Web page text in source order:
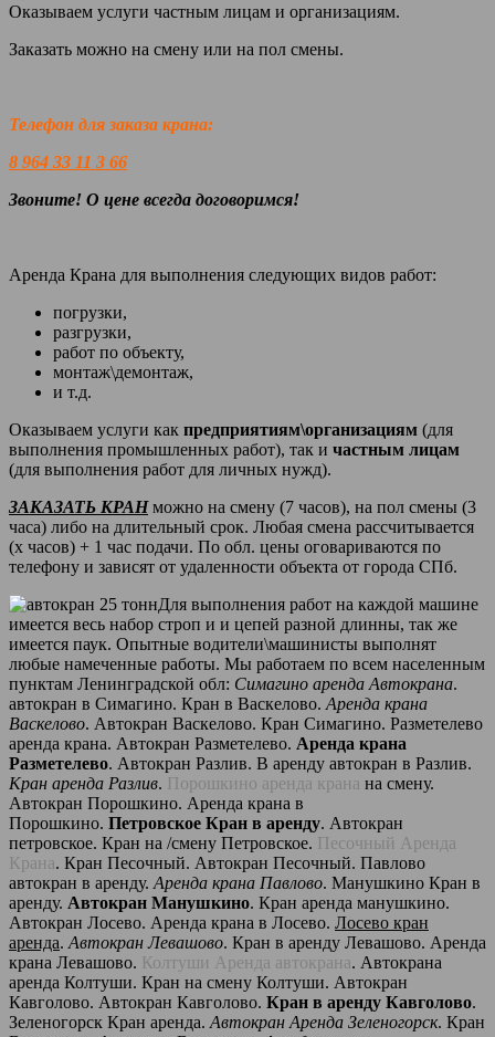
Оказываем услуги частным лицам и организациям.
Заказать можно на смену или на пол смены.
Телефон для заказа крана:
8 964 33 11 3 66
Звоните! О цене всегда договоримся!
Аренда Крана для выполнения следующих видов работ:
погрузки,
разгрузки,
работ по объекту,
монтаж\демонтаж,
и т.д.
Оказываем услуги как предприятиям\организациям (для
выполнения промышленных работ), так и частным лицам
(для выполнения работ для личных нужд).
ЗАКАЗАТЬ КРАНможно на смену (7 часов), на пол смены (3
часа) либо на длительный срок. Любая смена рассчитывается
(х часов) + 1 час подачи. По обл. цены оговариваются по
телефону и зависят от удаленности объекта от города СПб.
Для выполнения работ на каждой машине
имеется весь набор строп и и цепей разной длинны, так же
имеется паук. Опытные водители\машинисты выполнят
любые намеченные работы. Мы работаем по всем населенным
пунктам Ленинградской обл: Симагино аренда Автокрана.
автокран в Симагино. Кран в Васкелово. Аренда крана
Васкелово. Автокран Васкелово. Кран Симагино. Разметелево
аренда крана. Автокран Разметелево. Аренда крана
Разметелево. Автокран Разлив. В аренду автокран в Разлив.
Кран аренда Разлив. Порошкино аренда крана на смену.
Автокран Порошкино. Аренда крана в
Порошкино. Петровское Кран в аренду. Автокран
петровское. Кран на /смену Петровское. Песочный Аренда
Крана. Кран Песочный. Автокран Песочный. Павлово
автокран в аренду. Аренда крана Павлово. Манушкино Кран в
аренду. Автокран Манушкино. Кран аренда манушкино.
Автокран Лосево. Аренда крана в Лосево. Лосево кран
аренда. Автокран Левашово. Кран в аренду Левашово. Аренда
крана Левашово. Колтуши Аренда автокрана. Автокрана
аренда Колтуши. Кран на смену Колтуши. Автокран
Кавголово. Автокран Кавголово. Кран в аренду Кавголово.
Зеленогорск Кран аренда. Автокран Аренда Зеленогорск. Кран